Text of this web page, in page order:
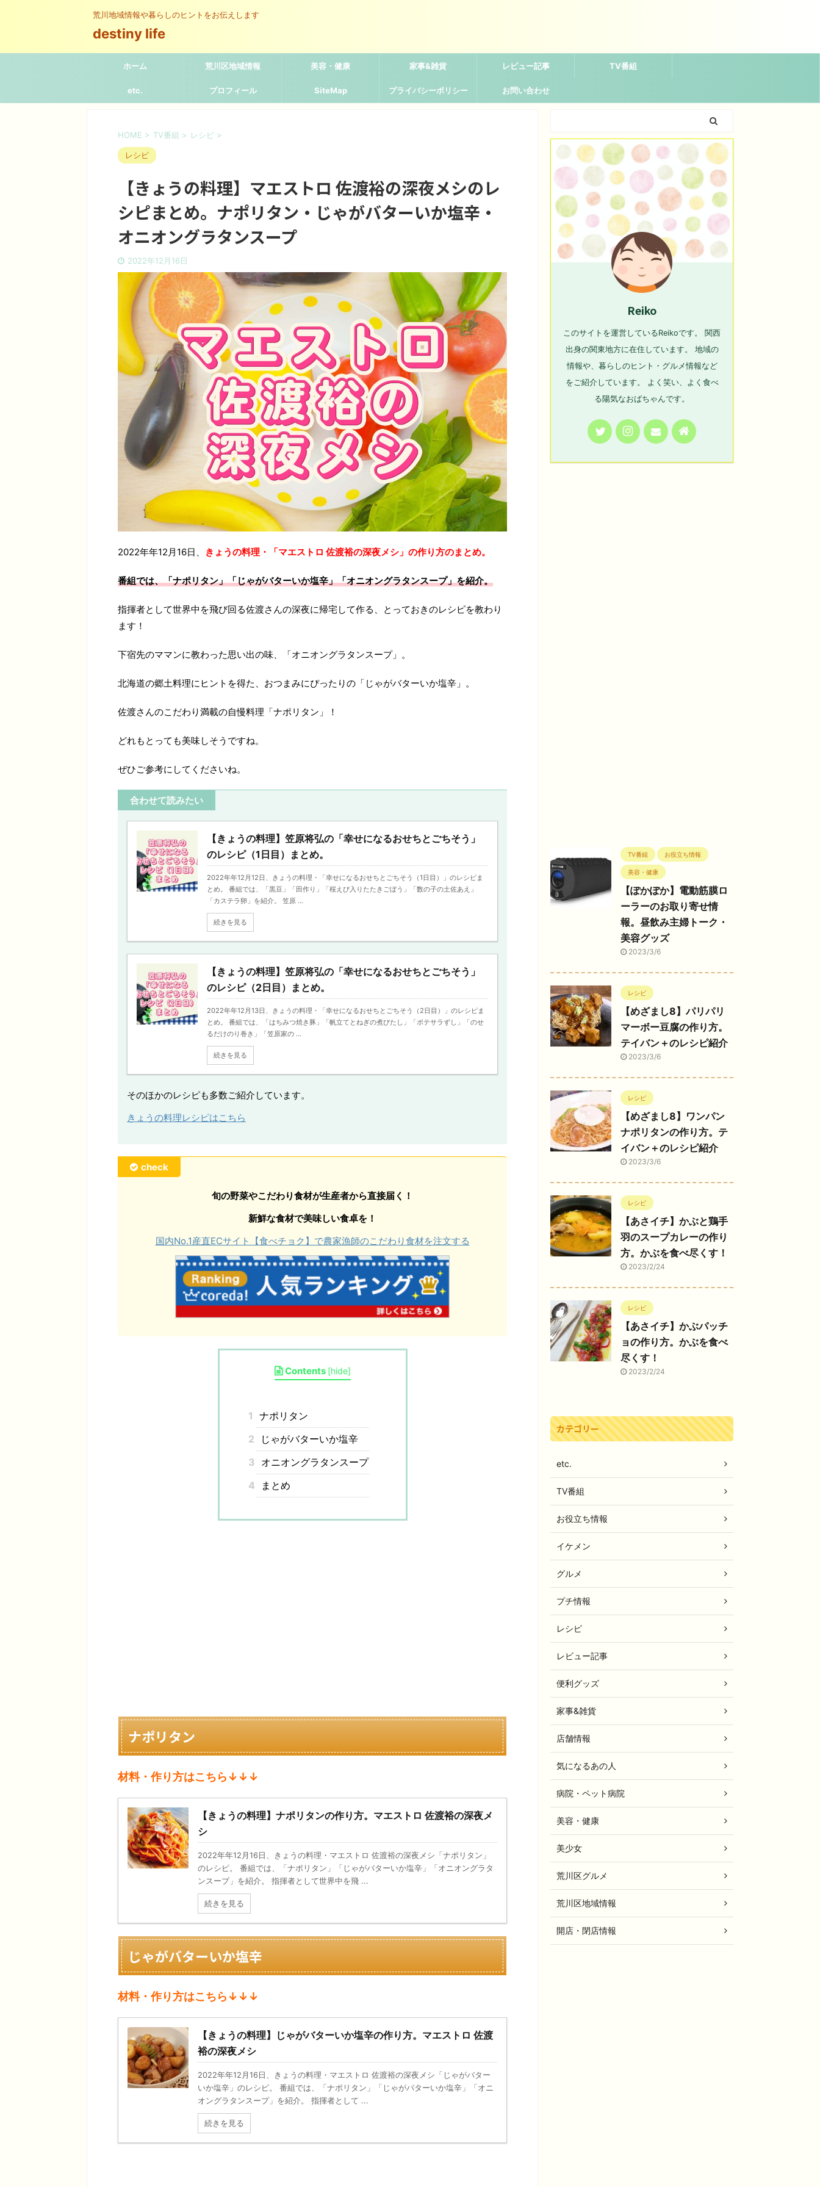
荒川地域情報や暮らしのヒントをお伝えします
destiny life
ホーム 荒川区地域情報 美容・健康 家事&雑貨 レビュー記事 TV番組
etc. プロフィール SiteMap プライバシーポリシー お問い合わせ
HOME > TV番組 > レシピ >
レシピ
【きょうの料理】マエストロ 佐渡裕の深夜メシのレ
シピまとめ。ナポリタン・じゃがバターいか塩辛・
オニオングラタンスープ
2022年12月16日
2022年年12月16日、 きょうの料理・「マエストロ 佐渡裕の深夜メシ」の作り方のまとめ。
番組では、「ナポリタン」「じゃがバターいか塩辛」「オニオングラタンスープ」を紹介。
指揮者として世界中を飛び回る佐渡さんの深夜に帰宅して作る、とっておきのレシピを教わり
ます！
下宿先のママンに教わった思い出の味、「オニオングラタンスープ」。
北海道の郷土料理にヒントを得た、おつまみにぴったりの「じゃがバターいか塩辛」。
佐渡さんのこだわり満載の自慢料理「ナポリタン」！
どれもとっても美味しそうですね。
ぜひご参考にしてくださいね。
合わせて読みたい
【きょうの料理】笠原将弘の「幸せになるおせちとごちそう」
のレシピ（1日目）まとめ。
2022年年12月12日、きょうの料理・「幸せになるおせちとごちそう（1日目）」のレシピま
とめ。 番組では、「黒豆」「田作り」「桜えび入りたたきごぼう」「数の子の土佐あえ」
「カステラ卵」を紹介。 笠原 ...
続きを見る
【きょうの料理】笠原将弘の「幸せになるおせちとごちそう」
のレシピ（2日目）まとめ。
2022年年12月13日、きょうの料理・「幸せになるおせちとごちそう（2日目）」のレシピま
とめ。 番組では、「はちみつ焼き豚」「帆立てとねぎの煮びたし」「ポテサラずし」「のせ
るだけのり巻き」「笠原家の ...
続きを見る
そのほかのレシピも多数ご紹介しています。
きょうの料理レシピはこちら
check
旬の野菜やこだわり食材が生産者から直接届く！
新鮮な食材で美味しい食卓を！
国内No.1産直ECサイト【食べチョク】で農家漁師のこだわり食材を注文する
Contents [hide]
1 ナポリタン
2
じゃがバターいか塩辛
3 オニオングラタンスープ
4
まとめ
ナポリタン
材料・作り方はこちら↓↓↓
【きょうの料理】ナポリタンの作り方。マエストロ 佐渡裕の深夜メ
シ
2022年年12月16日、きょうの料理・マエストロ 佐渡裕の深夜メシ「ナポリタン」
のレシピ。 番組では、「ナポリタン」「じゃがバターいか塩辛」「オニオングラタ
ンスープ」を紹介。 指揮者として世界中を飛 ...
続きを見る
じゃがバターいか塩辛
材料・作り方はこちら↓↓↓
【きょうの料理】じゃがバターいか塩辛の作り方。マエストロ 佐渡
裕の深夜メシ
2022年年12月16日、きょうの料理・マエストロ 佐渡裕の深夜メシ「じゃがバター
いか塩辛」のレシピ。 番組では、「ナポリタン」「じゃがバターいか塩辛」「オニ
オングラタンスープ」を紹介。 指揮者として ...
続きを見る
Reiko
このサイトを運営しているReikoです。 関西
出身の関東地方に在住しています。 地域の
情報や、暮らしのヒント・グルメ情報など
をご紹介しています。 よく笑い、よく食べ
る陽気なおばちゃんです。
TV番組 お役立ち情報
美容・健康
【ぽかぽか】電動筋膜ロ
ーラーのお取り寄せ情
報。昼飲み主婦トーク・
美容グッズ
2023/3/6
レシピ
【めざまし8】パリパリ
マーボー豆腐の作り方。
テイバン＋のレシピ紹介
2023/3/6
レシピ
【めざまし8】ワンパン
ナポリタンの作り方。テ
イバン＋のレシピ紹介
2023/3/6
レシピ
【あさイチ】かぶと鶏手
羽のスープカレーの作り
方。かぶを食べ尽くす！
2023/2/24
レシピ
【あさイチ】かぶパッチ
ョの作り方。かぶを食べ
尽くす！
2023/2/24
カテゴリー
etc.
TV番組
お役立ち情報
イケメン
グルメ
プチ情報
レシピ
レビュー記事
便利グッズ
家事&雑貨
店舗情報
気になるあの人
病院・ペット病院
美容・健康
美少女
荒川区グルメ
荒川区地域情報
開店・閉店情報